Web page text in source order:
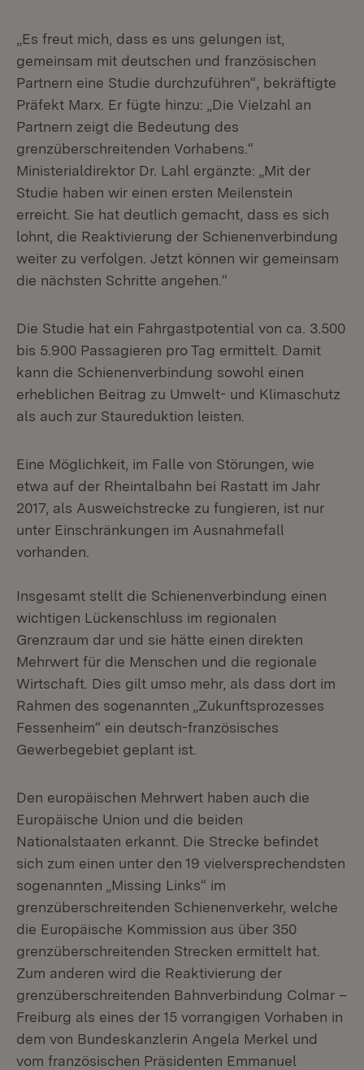
„Es freut mich, dass es uns gelungen ist,
gemeinsam mit deutschen und französischen
Partnern eine Studie durchzuführen“, bekräftigte
Präfekt Marx. Er fügte hinzu: „Die Vielzahl an
Partnern zeigt die Bedeutung des
grenzüberschreitenden Vorhabens.“
Ministerialdirektor Dr. Lahl ergänzte: „Mit der
Studie haben wir einen ersten Meilenstein
erreicht. Sie hat deutlich gemacht, dass es sich
lohnt, die Reaktivierung der Schienenverbindung
weiter zu verfolgen. Jetzt können wir gemeinsam
die nächsten Schritte angehen.“
Die Studie hat ein Fahrgastpotential von ca. 3.500
bis 5.900 Passagieren pro Tag ermittelt. Damit
kann die Schienenverbindung sowohl einen
erheblichen Beitrag zu Umwelt- und Klimaschutz
als auch zur Staureduktion leisten.
Eine Möglichkeit, im Falle von Störungen, wie
etwa auf der Rheintalbahn bei Rastatt im Jahr
2017, als Ausweichstrecke zu fungieren, ist nur
unter Einschränkungen im Ausnahmefall
vorhanden.
Insgesamt stellt die Schienenverbindung einen
wichtigen Lückenschluss im regionalen
Grenzraum dar und sie hätte einen direkten
Mehrwert für die Menschen und die regionale
Wirtschaft. Dies gilt umso mehr, als dass dort im
Rahmen des sogenannten „Zukunftsprozesses
Fessenheim“ ein deutsch-französisches
Gewerbegebiet geplant ist.
Den europäischen Mehrwert haben auch die
Europäische Union und die beiden
Nationalstaaten erkannt. Die Strecke befindet
sich zum einen unter den 19 vielversprechendsten
sogenannten „ Missing Links“ im
grenzüberschreitenden Schienenverkehr, welche
die Europäische Kommission aus über 350
grenzüberschreitenden Strecken ermittelt hat.
Zum anderen wird die Reaktivierung der
grenzüberschreitenden Bahnverbindung Colmar –
Freiburg als eines der 15 vorrangigen Vorhaben in
dem von Bundeskanzlerin Angela Merkel und
vom französischen Präsidenten Emmanuel